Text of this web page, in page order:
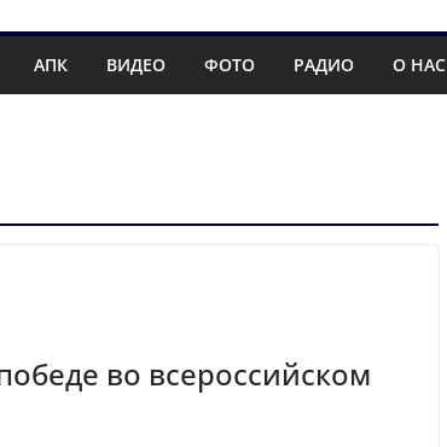
АПК ВИДЕО ФОТО РАДИО О НАС
во всероссийском